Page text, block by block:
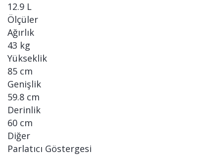
12.9 L
Ölçüler
Ağırlık
43 kg
Yükseklik
85 cm
Genişlik
59.8 cm
Derinlik
60 cm
Diğer
Parlatıcı Göstergesi